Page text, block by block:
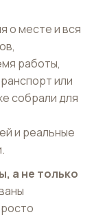
о месте и вся
работы,
или
собрали для
и реальные
а не только